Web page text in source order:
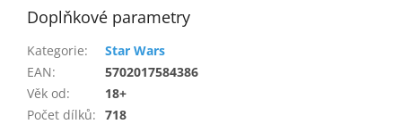
Doplňkové parametry
Kategorie:
Star Wars
EAN:
5702017584386
Věk od:
18+
Počet dílků: 718